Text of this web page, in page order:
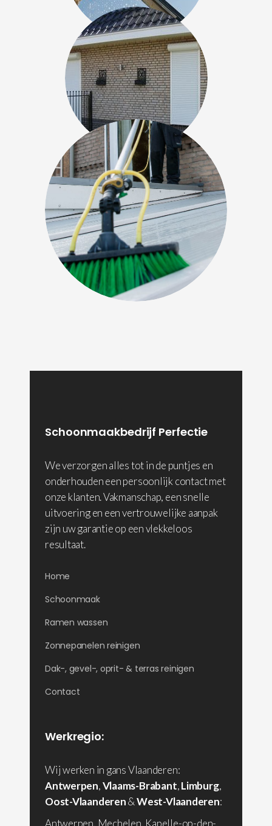
Schoonmaakbedrijf Perfectie
We verzorgen alles tot in de puntjes en
onderhouden een persoonlijk contact met
onze klanten. Vakmanschap, een snelle
uitvoering en een vertrouwelijke aanpak
zijn uw garantie op een vlekkeloos
resultaat.
Home
Schoonmaak
Ramen wassen
Zonnepanelen reinigen
Dak-, gevel-, oprit- & terras reinigen
Contact
Werkregio:
Wij werken in gans Vlaanderen:
Antwerpen,Vlaams-Brabant,Limburg,
Oost-Vlaanderen&West-Vlaanderen:
Antwerpen, Mechelen, Kapelle-op-den-